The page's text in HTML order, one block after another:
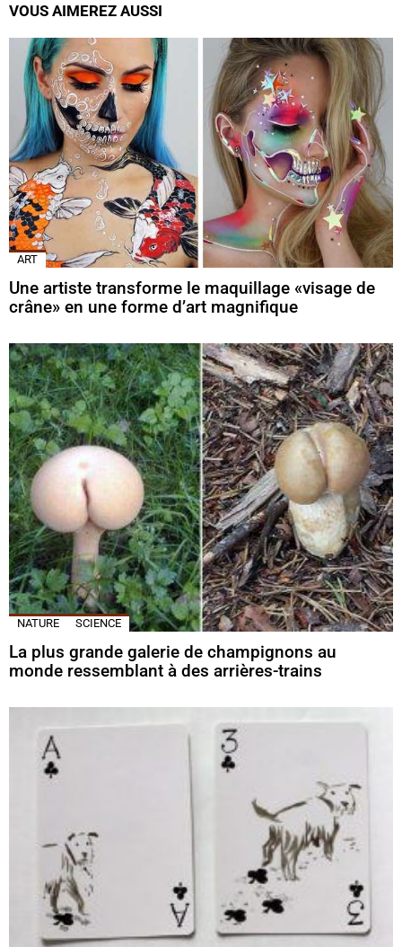
VOUS AIMEREZ AUSSI
ART
Une artiste transforme le maquillage «visage de
crâne» en une forme d’art magnifique
NATURE SCIENCE
La plus grande galerie de champignons au
monde ressemblant à des arrières-trains